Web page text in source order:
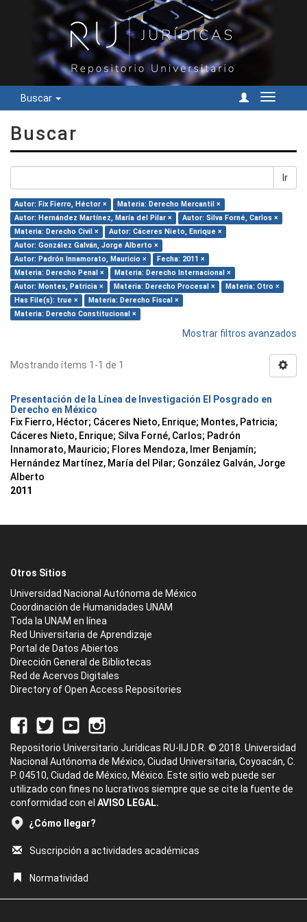
Buscar
Cambiar
Buscar
Ir
Autor: Fix Fierro, Héctor ×
Materia: Derecho Mercantil ×
Autor: Hernández Martínez, María del Pilar ×
Autor: Silva Forné, Carlos ×
Materia: Derecho Civil ×
Autor: Cáceres Nieto, Enrique ×
Autor: González Galván, Jorge Alberto ×
Autor: Padrón Innamorato, Mauricio ×
Fecha: 2011 ×
Materia: Derecho Penal ×
Materia: Derecho Internacional ×
Autor: Montes, Patricia ×
Materia: Derecho Procesal ×
Materia: Otro ×
Has File(s): true ×
Materia: Derecho Fiscal ×
Materia: Derecho Constitucional ×
Mostrar filtros avanzados
Mostrando ítems 1-1 de 1
Presentación de la Línea de Investigación El Posgrado en
Derecho en México
Fix Fierro, Héctor; Cáceres Nieto, Enrique; Montes, Patricia;
Cáceres Nieto, Enrique; Silva Forné, Carlos; Padrón
Innamorato, Mauricio; Flores Mendoza, Imer Benjamín;
Hernández Martínez, María del Pilar; González Galván, Jorge
Alberto
2011
Otros Sitios
Universidad Nacional Autónoma de México
Coordinación de Humanidades UNAM
Toda la UNAM en línea
Red Universitaria de Aprendizaje
Portal de Datos Abiertos
Dirección General de Bibliotecas
Red de Acervos Digitales
Directory of Open Access Repositories
Repositorio Universitario Jurídicas RU-IIJ D.R. © 2018. Universidad
Nacional Autónoma de México, Ciudad Universitaria, Coyoacán, C.
P. 04510, Ciudad de México, México. Este sitio web puede ser
utilizado con fines no lucrativos siempre que se cite la fuente de
conformidad con el AVISO LEGAL.
¿Cómo llegar?
Suscripción a actividades académicas
Normatividad